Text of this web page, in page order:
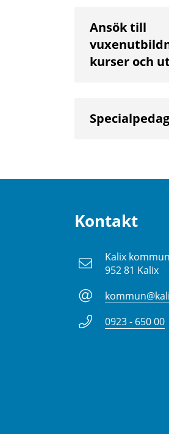
Ansök till
kurser och
Kontakt
Kalix kommun
952 81 Kalix
0923 - 650 00